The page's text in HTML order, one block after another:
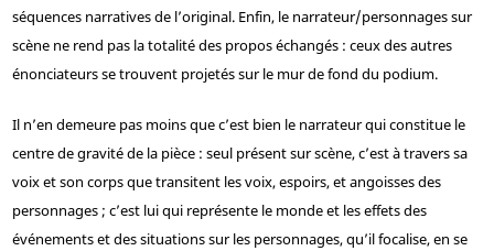
séquences narratives de l’original. Enfin, le narrateur/personnages sur
scène ne rend pas la totalité des propos échangés : ceux des autres
énonciateurs se trouvent projetés sur le mur de fond du podium.
Il n’en demeure pas moins que c’est bien le narrateur qui constitue le
centre de gravité de la pièce : seul présent sur scène, c’est à travers sa
voix et son corps que transitent les voix, espoirs, et angoisses des
personnages ; c’est lui qui représente le monde et les effets des
événements et des situations sur les personnages, qu’il focalise, en se